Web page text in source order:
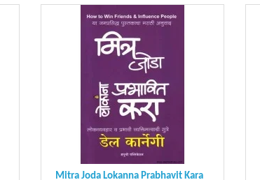
Mitra Joda Lokanna Prabhavit Kara